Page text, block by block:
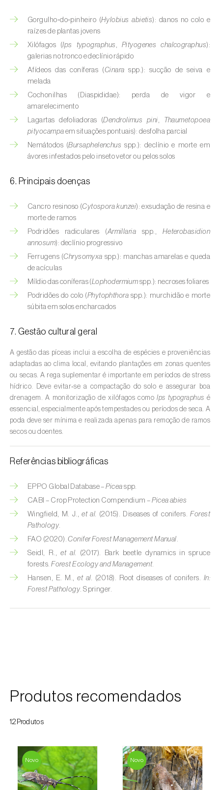
Batata-doce (Ipomoea batatas)
Hillebrandia sandwicensis e
Begonia spp.)
Beringela (Solanum melongena
Beterraba (Beta spp.)
Buxo (Buxus sempervirens L.)
Cacaueiro (Theobroma cacao )
Cafeeiro (Coffea spp.
Cana-de-açúcar (
Cânhamo / Canábis (Cannabis sativa
Carambola (
Carpino-europeu (Carpinus betulus)
Carvalhos (Quercus spp. e Fagus spp.
Castanheiro (Castanea sativa
Cebola (Allium cepa)
Cedro (Cedrus spp.)
Cenoura (Daucus carota)
Centeio (Secale cereale)
Cevada (Hordeum vulgare
Cherovia / Pastinaca (Pastinaca sativa
Chicória (Cichorium spp.)
Citrinos (Citrus spp.
Coqueiro (Cocos nucifera)
Courgette (Cucurbita pepo
Diospireiro (Diospyros spp.)
Dracena (
Ervilha (Pisum sativum
Espargo (Asparagus officinalis)
Gorgulho‑do‑pinheiro (Hylobius abietis): danos no colo e
raízes de plantas jovens
Xilófagos (Ips typographus , Pityogenes chalcographus):
galerias no tronco e declínio rápido
Afídeos das coníferas (Cinara spp.): sucção de seiva e
melada
Cochonilhas (Diaspididae): perda de vigor e
amarelecimento
Lagartas defoliadoras (Dendrolimus pini,
Thaumetopoea
pityocampa em situações pontuais): desfolha parcial
Nemátodos (Bursaphelenchus spp.): declínio e morte em
ávores infestados pelo inseto vetor ou pelos solos
6. Principais doenças
Cancro resinoso (Cytospora kunzei): exsudação de resina e
morte de ramos
Podridões radiculares (Armillaria spp., Heterobasidion
annosum): declínio progressivo
Ferrugens (Chrysomyxa spp.): manchas amarelas e queda
de acículas
Míldio das coníferas (Lophodermium spp.): necroses foliares
Podridões do colo (Phytophthora spp.): murchidão e morte
súbita em solos encharcados
7. Gestão cultural geral
A gestão das píceas inclui a escolha de espécies e proveniências
adaptadas ao clima local, evitando plantações em zonas quentes
ou secas. A rega suplementar é importante em períodos de stress
hídrico. Deve evitar‑se a compactação do solo e assegurar boa
drenagem. A monitorização de xilófagos comoIps typographus é
essencial, especialmente após tempestades ou períodos de seca. A
poda deve ser mínima e realizada apenas para remoção de ramos
secos ou doentes.
Referências bibliográficas
EPPO Global Database –Picea spp.
CABI – Crop Protection Compendium –Picea abies
Wingfield, M. J.,et al. (2015). Diseases of conifers.Forest
Pathology
FAO (2020).Conifer Forest Management Manual
Seidl, R.,et al.
(2017). Bark beetle dynamics in spruce
forests.Forest Ecology and Management.
Hansen, E. M.,et al. (2018). Root diseases of conifers. In:
Forest Pathology . Springer.
Produtos recomendados
12Produtos
Novo Novo